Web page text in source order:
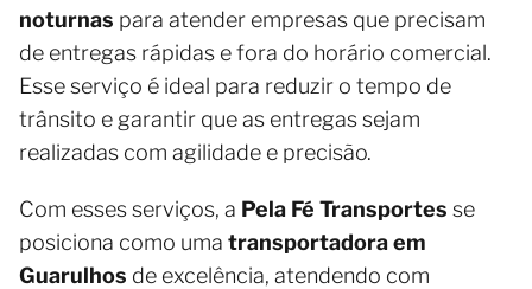
noturnas para atender empresas que precisam
de entregas rápidas e fora do horário comercial.
Esse serviço é ideal para reduzir o tempo de
trânsito e garantir que as entregas sejam
realizadas com agilidade e precisão.
Com esses serviços, a Pela Fé Transportes se
posiciona como uma transportadora em
Guarulhos de excelência, atendendo com